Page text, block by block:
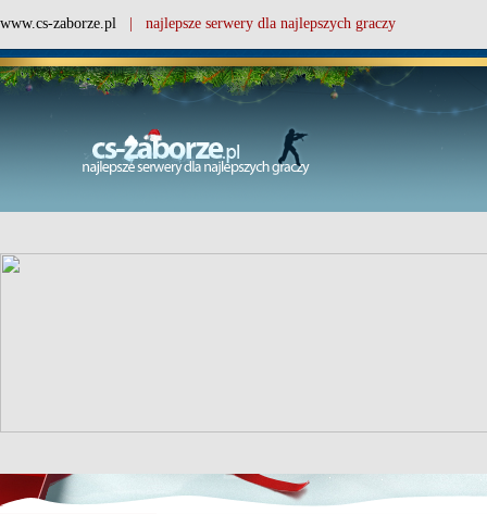
www.cs-zaborze.pl | najlepsze serwery dla najlepszych graczy